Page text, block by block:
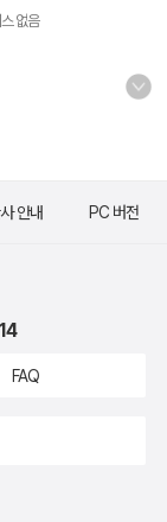
없음
안내 PC 버전
FAQ